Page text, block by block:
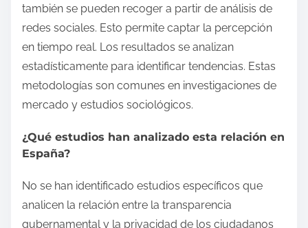
también se pueden recoger a partir de análisis de
redes sociales. Esto permite captar la percepción
en tiempo real. Los resultados se analizan
estadísticamente para identificar tendencias. Estas
metodologías son comunes en investigaciones de
mercado y estudios sociológicos.
¿Qué estudios han analizado esta relación en
España?
No se han identificado estudios específicos que
analicen la relación entre la transparencia
gubernamental y la privacidad de los ciudadanos